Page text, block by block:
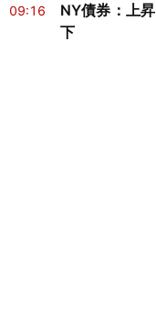
09:16
NY債券：上
下